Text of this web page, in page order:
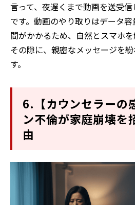
言って、夜遅くまで動画を送受
です。動画のやり取りはデータ
間がかかるため、自然とスマホを
その隙に、親密なメッセージを
す。
6.【カウンセラーの
ン不倫が家庭崩壊を
由